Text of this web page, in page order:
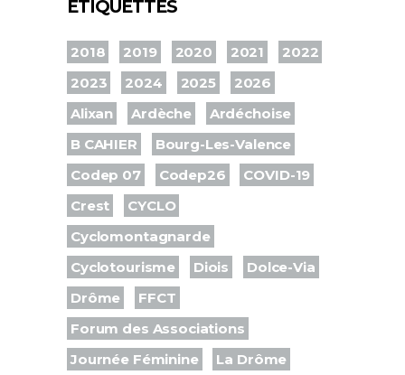
ÉTIQUETTES
2018 2019 2020 2021
2022
2023
2024 2025
2026
Alixan
Ardèche
Ardéchoise
B CAHIER
Bourg-Les-Valence
Codep 07
Codep26
COVID-19
Crest
CYCLO
Cyclomontagnarde
Cyclotourisme
Diois
Dolce-Via
Drôme
FFCT
Forum des Associations
Journée Féminine
La Drôme